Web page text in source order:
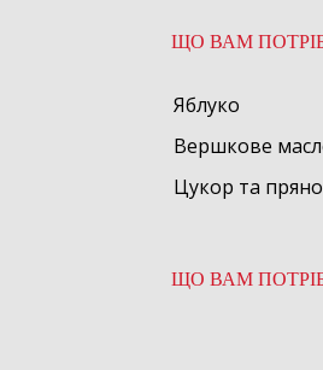
ЩО ВАМ
Яблуко
Вершкове
Цукор та
ЩО ВАМ